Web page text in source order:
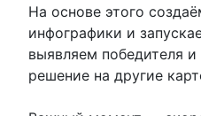
На основе этого
инфографики и
выявляем победителя
решение на другие